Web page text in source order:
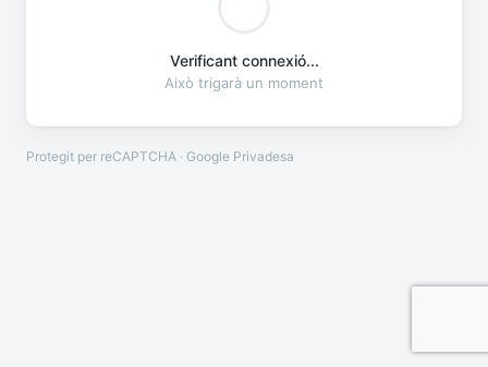
Verificant connexió...
Això trigarà un moment
Protegit per reCAPTCHA · Google Privadesa